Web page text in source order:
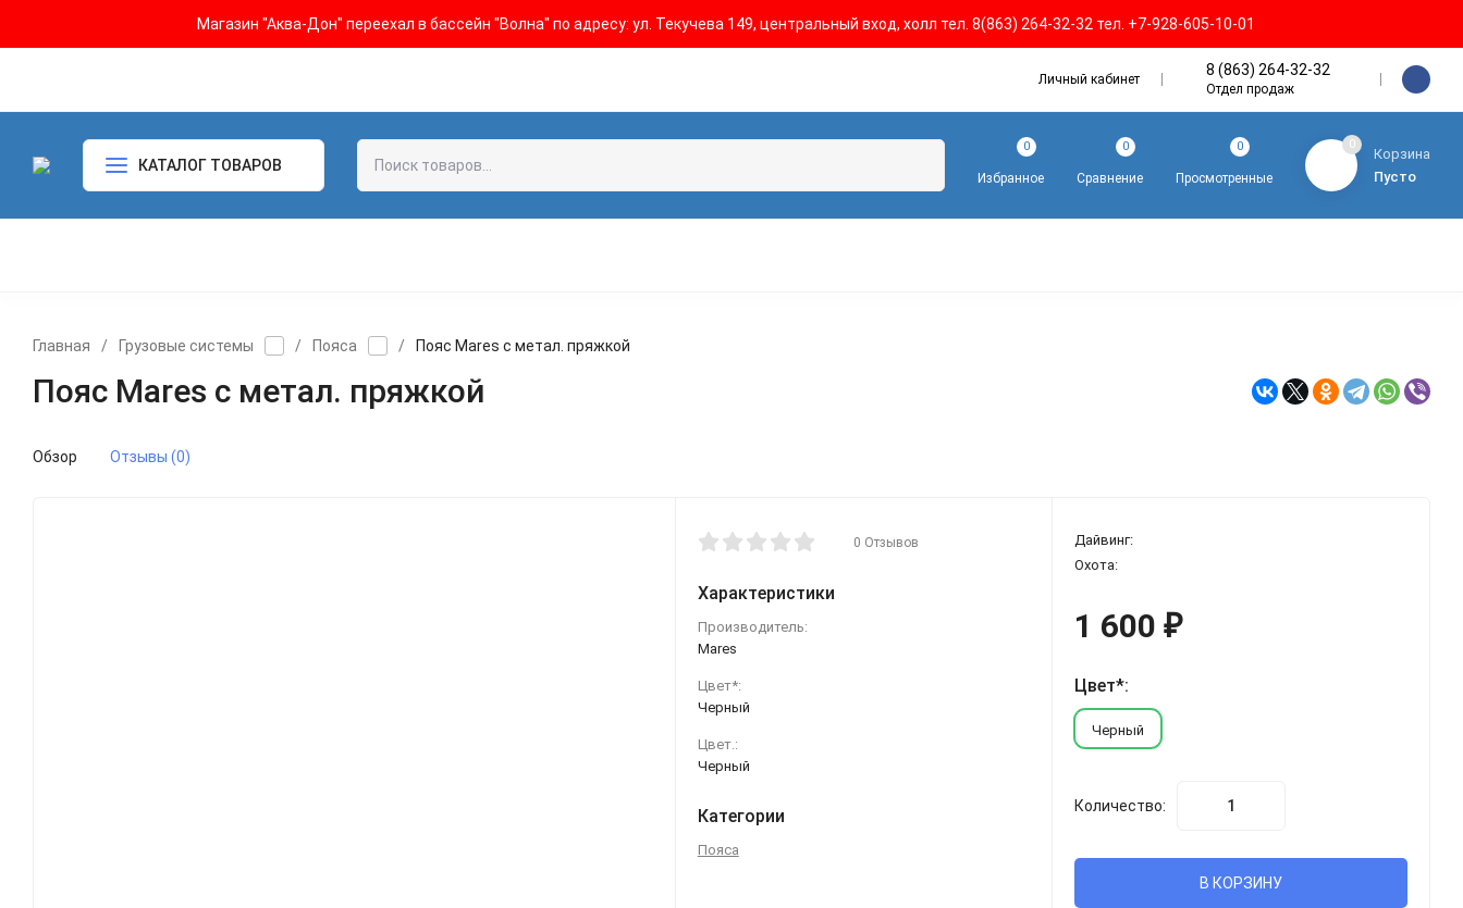
Магазин "Аква-Дон" переехал в бассейн "Волна" по адресу: ул. Текучева 149, центральный вход, холл тел. 8(863) 264-32-32 тел. +7-928-605-10-01
Личный кабинет
8 (863) 264-32-32
Отдел продаж
КАТАЛОГ ТОВАРОВ
Избранное
0
Сравнение
0
Просмотренные
0 0
Корзина
Пусто
Главная / Грузовые системы / Пояса / Пояс Mares с метал. пряжкой
Пояс Mares с метал. пряжкой
Обзор Отзывы (0)
0 Отзывов
Характеристики
Производитель:
Mares
Цвет*:
Черный
Цвет.:
Черный
Категории
Пояса
Дайвинг:
Охота:
1 600 ₽
Цвет*:
Черный
Количество:
В КОРЗИНУ